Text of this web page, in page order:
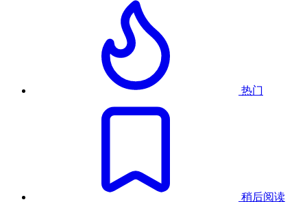
热门
稍后阅读